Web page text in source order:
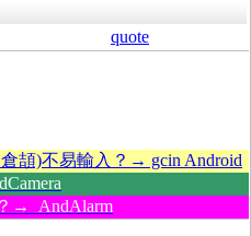
quote
頡)不易輸入？→ gcin Android
→ AndAlarm